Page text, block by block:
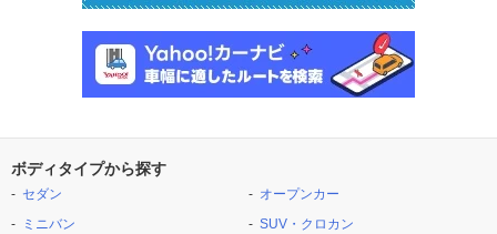
ボディタイプから探す
セダン
ミニバン
オープンカー
SUV・クロカン